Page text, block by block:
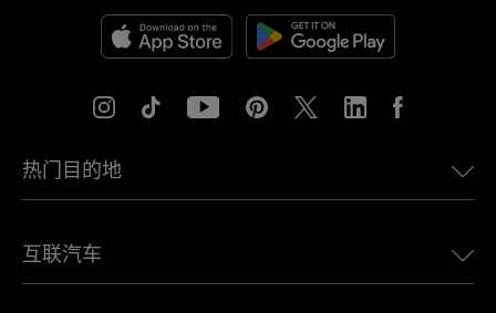
热门目的地
欧洲eSIM
互联汽车